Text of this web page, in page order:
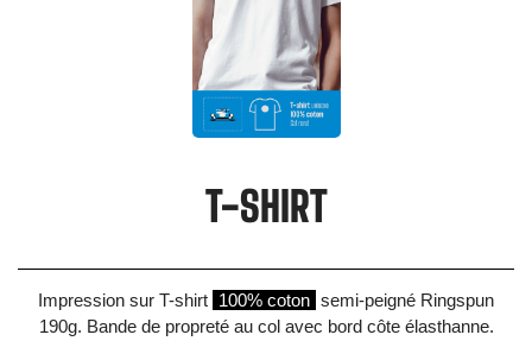
T-SHIRT
Impression sur T-shirt 100% coton semi-peigné Ringspun
190g. Bande de propreté au col avec bord côte élasthanne.